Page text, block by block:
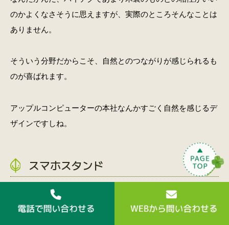
のかよくなさそうに思えますが、実際のところそんなことは
ありません。
そういう分野だからこそ、自然とのつながりが感じられるも
のが喜ばれます。
アップルコンピューターの本社なんかすごく自然を感じるデ
ザインですしね。
スマホスタンド